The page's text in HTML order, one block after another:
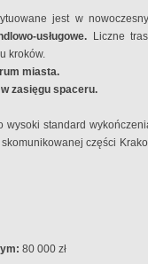
jest w
usługowe.Liczne
kroków.
miasta.
w zasięgu spaceru.
wysoki standard
skomunikowanej części
80 000 zł